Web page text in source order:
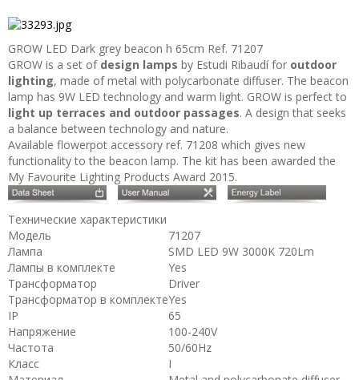
GROW LED Dark grey beacon h 65cm Ref. 71207
GROW is a set of design lamps by Estudi Ribaudí for outdoor
lighting, made of metal with polycarbonate diffuser. The beacon
lamp has 9W LED technology and warm light. GROW is perfect to
light up terraces and outdoor passages. A design that seeks
a balance between technology and nature.
Available flowerpot accessory ref. 71208 which gives new
functionality to the beacon lamp. The kit has been awarded the
My Favourite Lighting Products Award 2015.
Технические характеристики
Модель
71207
Лампа
SMD LED 9W 3000K 720Lm
Лампы в комплекте
Yes
Трансформатор
Driver
Трансформатор в комплектеYes
IP
65
Напряжение
100-240V
Частота
50/60Hz
Класс
I